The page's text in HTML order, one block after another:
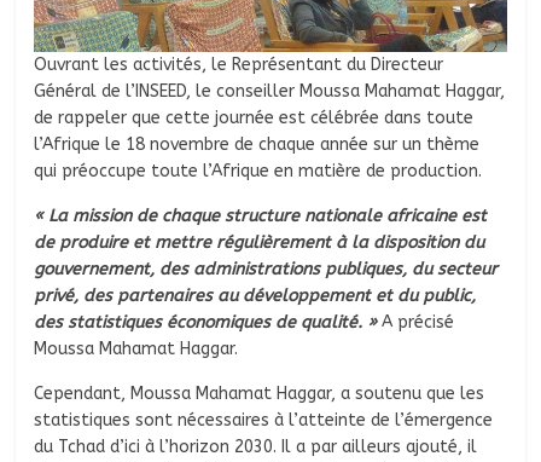
Ouvrant les activités, le Représentant du Directeur
Général de l’INSEED, le conseiller Moussa Mahamat Haggar,
de rappeler que cette journée est célébrée dans toute
l’Afrique le 18 novembre de chaque année sur un thème
qui préoccupe toute l’Afrique en matière de production.
« La mission de chaque structure nationale africaine est
de produire et mettre régulièrement à la disposition du
gouvernement, des administrations publiques, du secteur
privé, des partenaires au développement et du public,
des statistiques économiques de qualité. »A précisé
Moussa Mahamat Haggar.
Cependant, Moussa Mahamat Haggar, a soutenu que les
statistiques sont nécessaires à l’atteinte de l’émergence
du Tchad d’ici à l’horizon 2030. Il a par ailleurs ajouté, il